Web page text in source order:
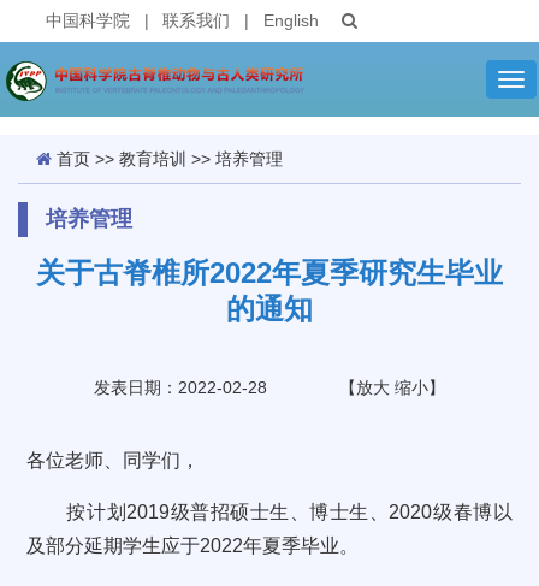
中国科学院 | 联系我们 | English
首页 >> 教育培训 >> 培养管理
培养管理
关于古脊椎所2022年夏季研究生毕业
的通知
发表日期：2022-02-28 【放大 缩小】
各位老师、同学们，
按计划2019级普招硕士生、博士生、2020级春博以
及部分延期学生应于2022年夏季毕业。